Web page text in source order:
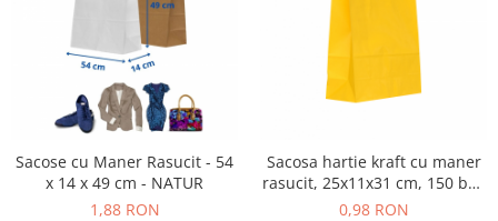
Sacose cu Maner Rasucit - 54
x 14 x 49 cm - NATUR
1,88 RON
Sacosa hartie kraft cu maner
rasucit, 25x11x31 cm, 150 buc
- GALBEN
0,98 RON